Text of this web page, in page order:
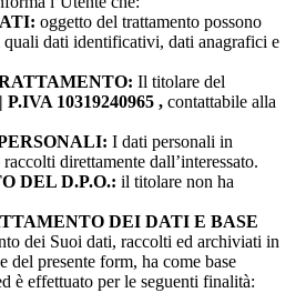
oggetto del trattamento possono
quali dati identificativi, dati anagrafici e
Il titolare del
10319240965 , contattabile alla
I dati personali in
direttamente dall’interessato.
DEL D.P.O.: il titolare non ha
DEI DATI E BASE
dei Suoi dati, raccolti ed archiviati in
del presente form, ha come base
è effettuato per le seguenti finalità: